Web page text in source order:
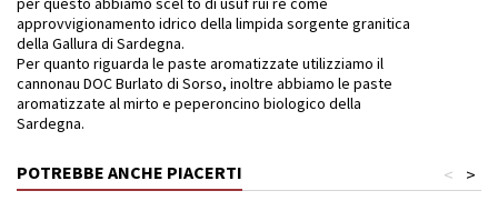
approvvigionamento idrico della limpida sorgente granitica
della Gallura di Sardegna.
Per quanto riguarda le paste aromatizzate utilizziamo il
cannonau DOC Burlato di Sorso, inoltre abbiamo le paste
aromatizzate al mirto e peperoncino biologico della
Sardegna.
POTREBBE ANCHE PIACERTI >
<